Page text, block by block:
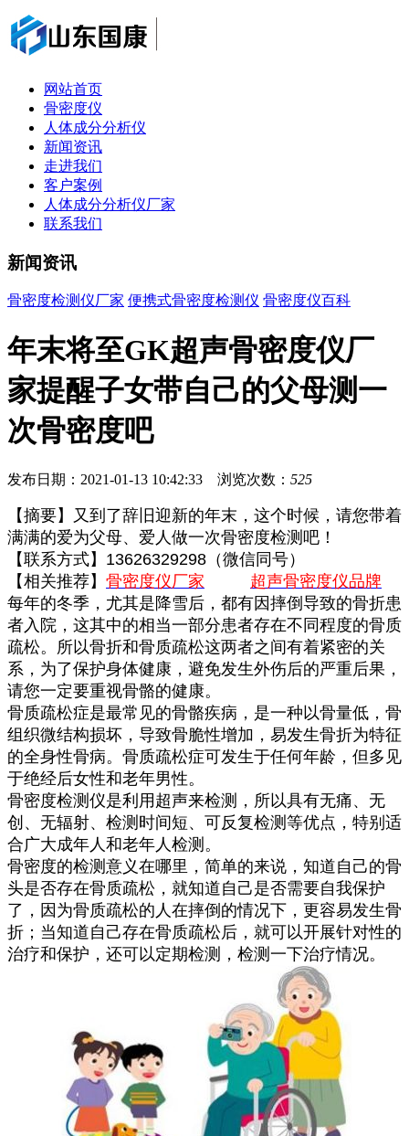
网站首页
骨密度仪
人体成分分析仪
新闻资讯
走进我们
客户案例
人体成分分析仪厂家
联系我们
新闻资讯
骨密度检测仪厂家 便携式骨密度检测仪 骨密度仪百科
年末将至GK超声骨密度仪厂
家提醒子女带自己的父母测一
次骨密度吧
发布日期：2021-01-13 10:42:33 浏览次数： 525
【摘要】又到了辞旧迎新的年末，这个时候，请您带着
满满的爱为父母、爱人做一次骨密度检测吧！
【联系方式】13626329298（微信同号）
【相关推荐】 骨密度仪厂家
超声骨密度仪品牌
每年的冬季，尤其是降雪后，都有因摔倒导致的骨折患
者入院，这其中的相当一部分患者存在不同程度的骨质
疏松。所以骨折和骨质疏松这两者之间有着紧密的关
系，为了保护身体健康，避免发生外伤后的严重后果，
请您一定要重视骨骼的健康。
骨质疏松症是最常见的骨骼疾病，是一种以骨量低，骨
组织微结构损坏，导致骨脆性增加，易发生骨折为特征
的全身性骨病。骨质疏松症可发生于任何年龄，但多见
于绝经后女性和老年男性。
骨密度检测仪是利用超声来检测，所以具有无痛、无
创、无辐射、检测时间短、可反复检测等优点，特别适
合广大成年人和老年人检测。
骨密度的检测意义在哪里，简单的来说，知道自己的骨
头是否存在骨质疏松，就知道自己是否需要自我保护
了，因为骨质疏松的人在摔倒的情况下，更容易发生骨
折；当知道自己存在骨质疏松后，就可以开展针对性的
治疗和保护，还可以定期检测，检测一下治疗情况。